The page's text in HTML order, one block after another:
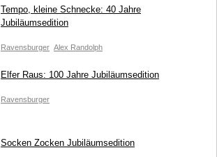
Tempo, kleine Schnecke: 40 Jahre
Jubiläumsedition
Ravensburger Alex Randolph
Elfer Raus: 100 Jahre Jubiläumsedition
Ravensburger
Socken Zocken Jubiläumsedition